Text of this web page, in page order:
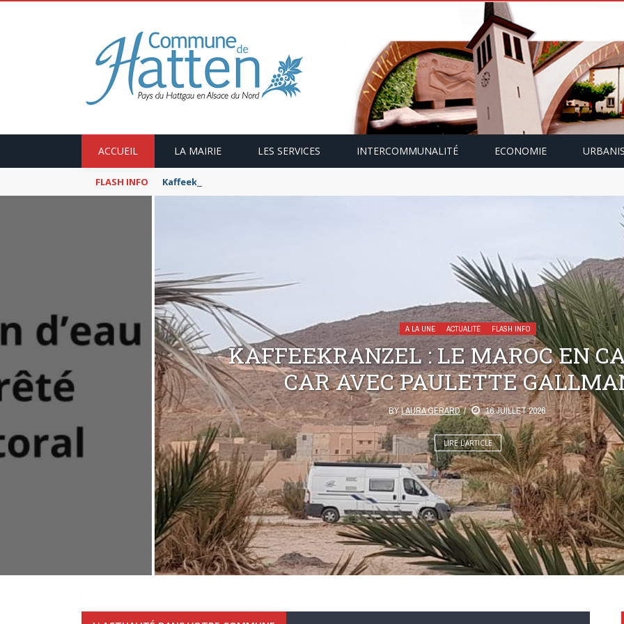
ACCUEIL LA MAIRIE LES SERVICES INTERCOMMUNALITÉ ECONOMIE
FLASH INFO Kaffeekranzel : Le Maroc en camping-car avec Paulette Gallmann
A LA UNE ACTUALITÉ FLASH INFO
KAFFEEKRANZEL : LE MAROC EN
CAR AVEC PAULETTE
BYLAURA GERARD 16 JUILLET 2026
LIRE L’ARTICLE